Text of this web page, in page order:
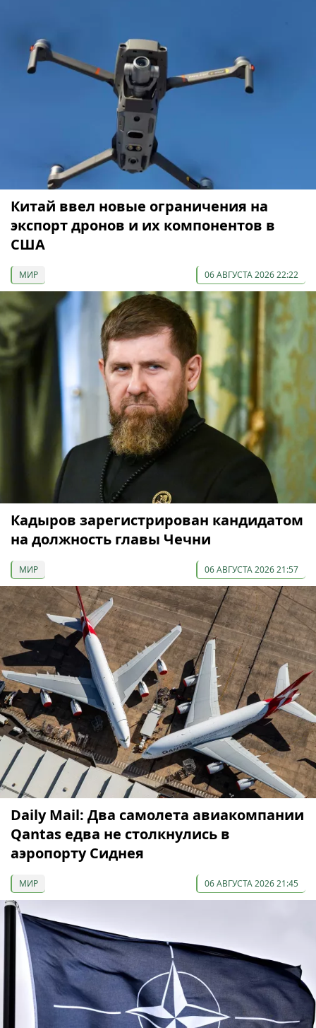
Китай ввел новые ограничения на
экспорт дронов и их компонентов в
США
МИР 06 АВГУСТА 2026 22:22
Кадыров зарегистрирован кандидатом
на должность главы Чечни
МИР 06 АВГУСТА 2026 21:57
Daily Mail: Два самолета авиакомпании
Qantas едва не столкнулись в
аэропорту Сиднея
МИР 06 АВГУСТА 2026 21:45